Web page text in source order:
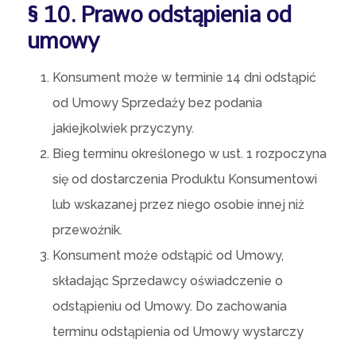
§ 10. Prawo odstąpienia od
umowy
Konsument może w terminie 14 dni odstąpić
od Umowy Sprzedaży bez podania
jakiejkolwiek przyczyny.
Bieg terminu określonego w ust. 1 rozpoczyna
się od dostarczenia Produktu Konsumentowi
lub wskazanej przez niego osobie innej niż
przewoźnik.
Konsument może odstąpić od Umowy,
składając Sprzedawcy oświadczenie o
odstąpieniu od Umowy. Do zachowania
terminu odstąpienia od Umowy wystarczy